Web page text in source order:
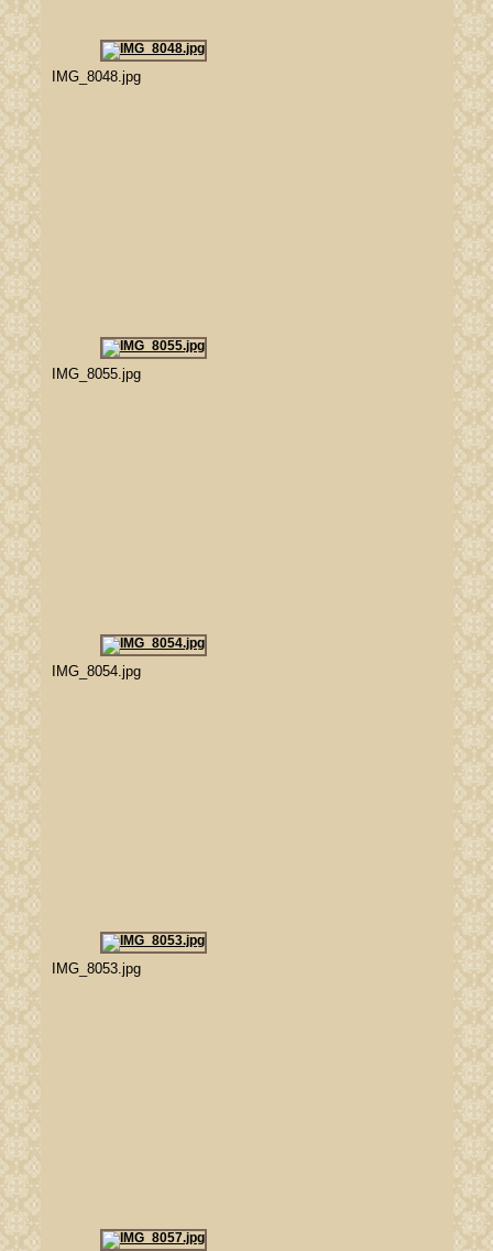
IMG_8048.jpg
IMG_8055.jpg
IMG_8054.jpg
IMG_8053.jpg